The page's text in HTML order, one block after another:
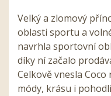
Velký a zlomový
oblasti sportu a
navrhla sportovní
díky ní začalo
Celkově vnesla
módy, krásu i